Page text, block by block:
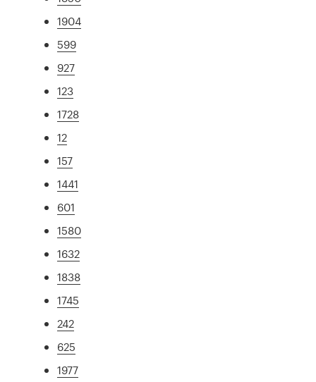
1904
599
927
123
1728
12
157
1441
601
1580
1632
1838
1745
242
625
1977